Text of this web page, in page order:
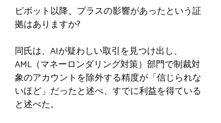
ピボット以降、プラスの影響があったという証
拠はありますか?
同氏は、AIが疑わしい取引を見つけ出し、
AML（マネーロンダリング対策）部門で制裁対
象のアカウントを除外する精度が「信じられな
いほど」だったと述べ、すでに利益を得ている
と述べた。